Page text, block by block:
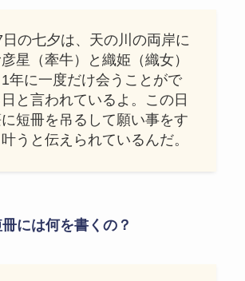
日の七夕は、天の川の両岸に
星（牽牛）と織姫（織女）
年に一度だけ会うことがで
と言われているよ。この日
短冊を吊るして願い事をす
うと伝えられているんだ。
には何を書くの？